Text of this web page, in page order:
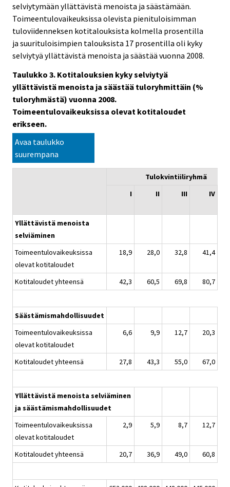
selviytymään yllättävistä menoista ja säästämään.
Toimeentulovaikeuksissa olevista pienituloisimman
tuloviidenneksen kotitalouksista kolmella prosentilla
ja suurituloisimpien talouksista 17 prosentilla oli kyky
selviytyä yllättävistä menoista ja säästää vuonna 2008.
Taulukko 3. Kotitalouksien kyky selviytyä
yllättävistä menoista ja säästää tuloryhmittäin (%
tuloryhmästä) vuonna 2008.
Toimeentulovaikeuksissa olevat kotitaloudet
erikseen.
Avaa taulukko
suurempana
Tulokvintiiliryhmä
I
II III IV
Yllättävistä menoista
selviäminen
Toimeentulovaikeuksissa
olevat kotitaloudet
18,9 28,0 32,8 41,4
Kotitaloudet yhteensä 42,3 60,5 69,8 80,7
Säästämismahdollisuudet
Toimeentulovaikeuksissa
olevat kotitaloudet
6,6 9,9 12,7 20,3
Kotitaloudet yhteensä 27,8 43,3 55,0 67,0
Yllättävistä menoista selviäminen
ja säästämismahdollisuudet
Toimeentulovaikeuksissa
olevat kotitaloudet
2,9 5,9 8,7 12,7
Kotitaloudet yhteensä 20,7 36,9 49,0 60,8